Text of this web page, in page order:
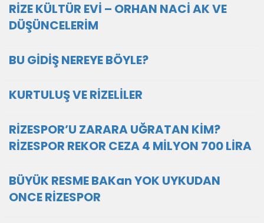
RİZE KÜLTÜR EVİ – ORHAN NACİ AK VE
DÜŞÜNCELERİM
BU GİDİŞ NEREYE BÖYLE?
KURTULUŞ VE RİZELİLER
RİZESPOR’U ZARARA UĞRATAN KİM?
RİZESPOR REKOR CEZA 4 MİLYON 700 LİRA
BÜYÜK RESME BAKan YOK UYKUDAN
ONCE RİZESPOR